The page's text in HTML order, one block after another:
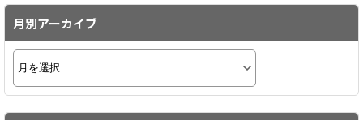
月別アーカイブ